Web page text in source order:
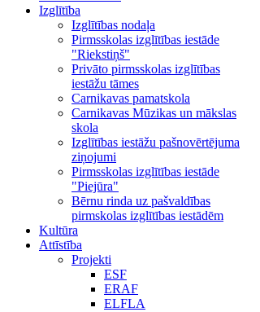
Izglītība
Izglītības nodaļa
Pirmsskolas izglītības iestāde
"Riekstiņš"
Privāto pirmsskolas izglītības
iestāžu tāmes
Carnikavas pamatskola
Carnikavas Mūzikas un mākslas
skola
Izglītības iestāžu pašnovērtējuma
ziņojumi
Pirmsskolas izglītības iestāde
"Piejūra"
Bērnu rinda uz pašvaldības
pirmskolas izglītības iestādēm
Kultūra
Attīstība
Projekti
ESF
ERAF
ELFLA